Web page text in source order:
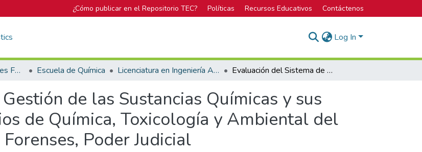
¿Cómo publicar en el Repositorio TEC? Políticas Recursos Educativos Contáctenos
Log In
Biblioteca José Figueres Ferrer Escuela de Química Licenciatura en Ingeniería Ambiental Evaluación del Sistema de Gestión de las Sustancias Químicas y sus Residuos en los Laboratorios de Química, Toxicología y Ambiental del Departamento de Ciencias Forenses, Poder Judicial
de las Sustancias Químicas y sus
de Química, Toxicología y Ambiental del
Poder Judicial